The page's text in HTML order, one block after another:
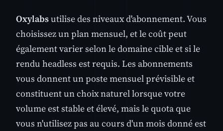
Oxylabsutilise des niveaux d'abonnement. Vous
choisissez un plan mensuel, et le coût peut
également varier selon le domaine cible et si le
rendu headless est requis. Les abonnements
vous donnent un poste mensuel prévisible et
constituent un choix naturel lorsque votre
volume est stable et élevé, mais le quota que
vous n'utilisez pas au cours d'un mois donné est